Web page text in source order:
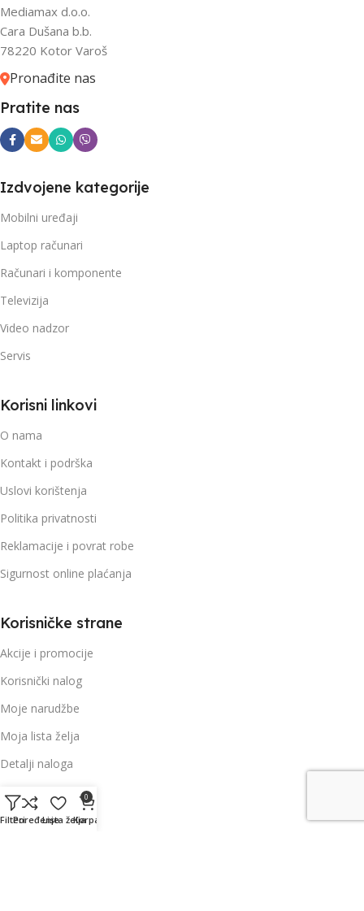
Mediamax d.o.o.
Cara Dušana b.b.
78220 Kotor Varoš
Pronađite nas
Pratite nas
Izdvojene kategorije
Mobilni uređaji
Laptop računari
Računari i komponente
Televizija
Video nadzor
Servis
Korisni linkovi
O nama
Kontakt i podrška
Uslovi korištenja
Politika privatnosti
Reklamacije i povrat robe
Sigurnost online plaćanja
Korisničke strane
Akcije i promocije
Korisnički nalog
Moje narudžbe
Moja lista želja
Detalji naloga
Moja korpa
FilteriPoređenjeLista želja
0
Korpa